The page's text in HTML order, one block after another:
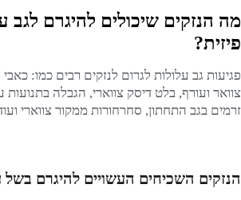
מה הנזקים שיכולים להיגרם לגב
פיזית?
פגיעות גב עלולות לגרום לנזקים רבים כמו:
צוואר ועורף, בלט דיסק צווארי, הגבלה
זרמים בגב התחתון, סחרחורות ממקור צווארי
הנזקים השכיחים העשויים להיגרם בשל